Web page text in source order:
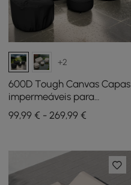
+2
600D Tough Canvas Capas
impermeáveis para
mobiliário de exterior
99,99 € - 269,99 €